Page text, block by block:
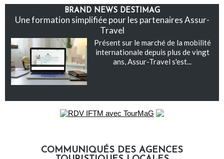
BRAND NEWS DESTIMAG
Une formation simplifiée pour les partenaires Assur-
Travel
Présent sur le marché de la mobilité
internationale depuis plus de vingt
ans, Assur-Travel s'est...
COMMUNIQUÉS DES AGENCES